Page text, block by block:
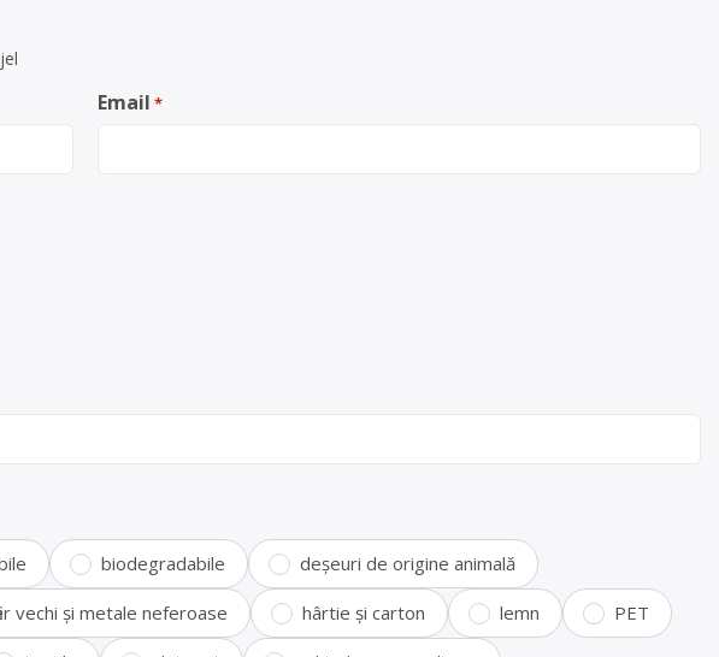
Email *
biodegradabile deșeuri de origine animală
vechi și metale neferoase hârtie și carton lemn PET